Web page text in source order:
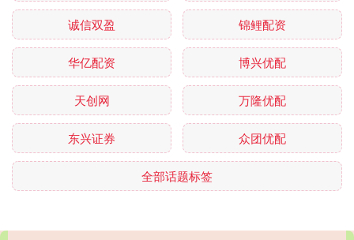
诚信双盈 锦鲤配资
华亿配资 博兴优配
天创网 万隆优配
东兴证券 众团优配
全部话题标签